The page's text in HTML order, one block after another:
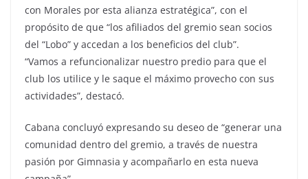
con Morales por esta alianza estratégica”, con el
propósito de que “los afiliados del gremio sean socios
del “Lobo” y accedan a los beneficios del club”.
“Vamos a refuncionalizar nuestro predio para que el
club los utilice y le saque el máximo provecho con sus
actividades”, destacó.
Cabana concluyó expresando su deseo de “generar una
comunidad dentro del gremio, a través de nuestra
pasión por Gimnasia y acompañarlo en esta nueva